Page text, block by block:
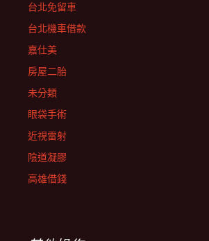
台北免留車
台北機車借款
嘉仕美
房屋二胎
未分類
眼袋手術
近視雷射
陰道凝膠
高雄借錢